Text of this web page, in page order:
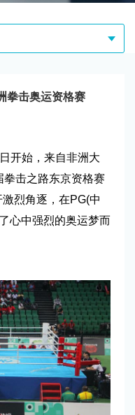
拳击奥运资格赛
开始，来自非洲大
拳击之路东京资格赛
烈角逐，在PG(中
心中强烈的奥运梦而